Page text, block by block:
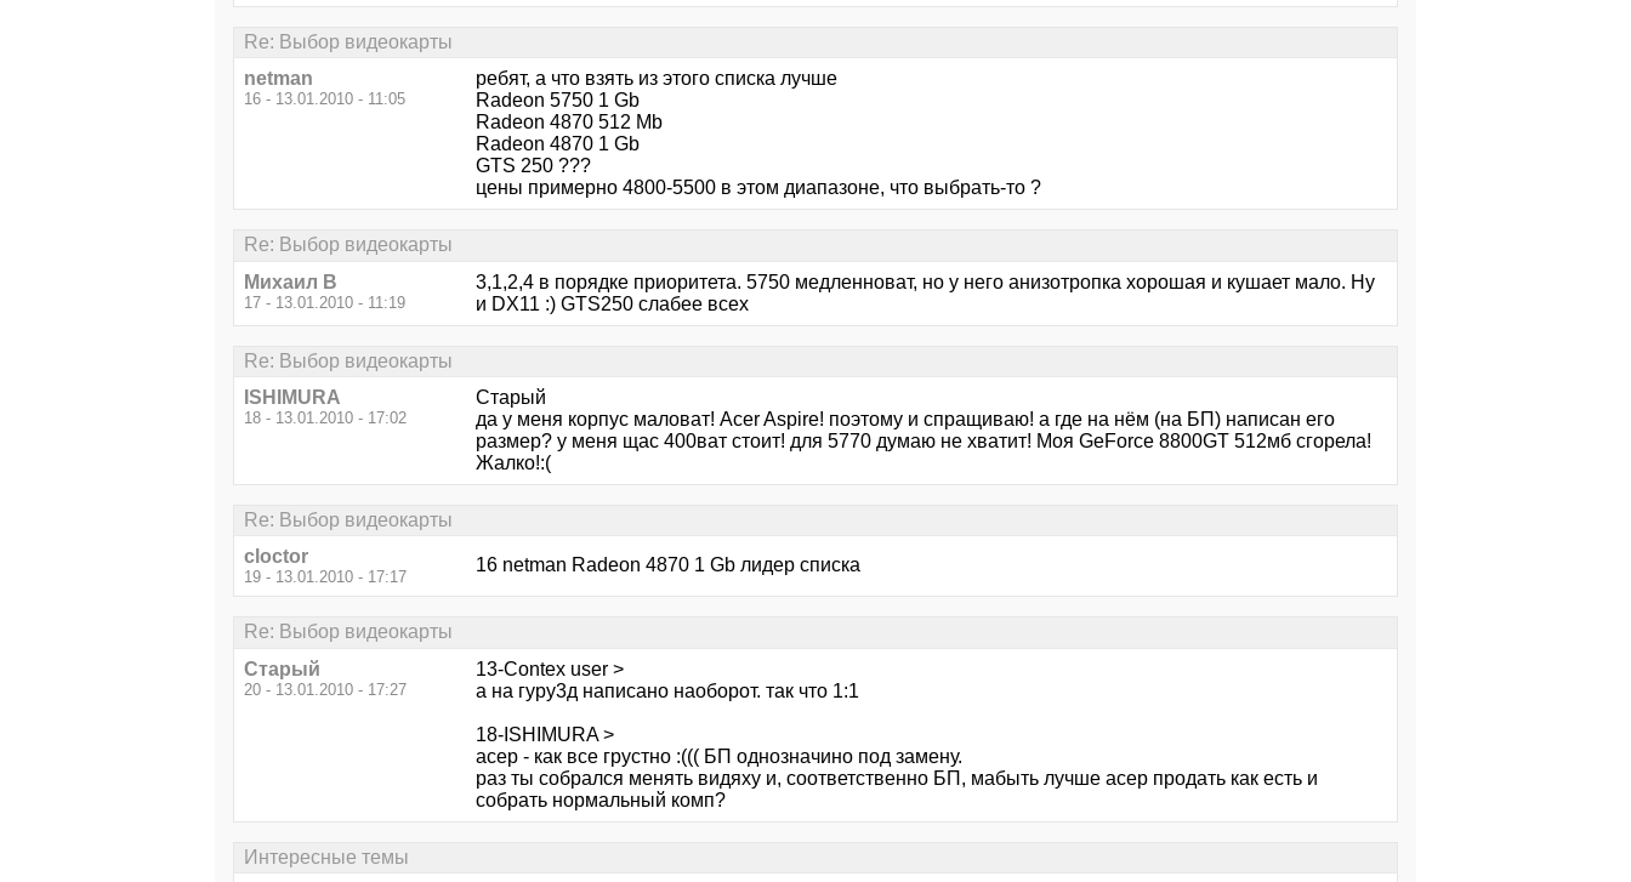
Re: Выбор видеокарты
netman
16 - 13.01.2010 - 11:05
ребят, а что взять из этого списка лучше
Radeon 5750 1 Gb
Radeon 4870 512 Mb
Radeon 4870 1 Gb
GTS 250 ???
цены примерно 4800-5500 в этом диапазоне, что выбрать-то ?
Re: Выбор видеокарты
Михаил В
17 - 13.01.2010 - 11:19
3,1,2,4 в порядке приоритета. 5750 медленноват, но у него анизотропка хорошая и кушает мало. Ну
и DX11 :) GTS250 слабее всех
Re: Выбор видеокарты
ISHIMURA
18 - 13.01.2010 - 17:02
Старый
да у меня корпус маловат! Acer Aspire! поэтому и спращиваю! а где на нём (на БП) написан его
размер? у меня щас 400ват стоит! для 5770 думаю не хватит! Моя GeForce 8800GT 512мб сгорела!
Жалко!:(
Re: Выбор видеокарты
cloctor
19 - 13.01.2010 - 17:17
16 netman Radeon 4870 1 Gb лидер списка
Re: Выбор видеокарты
Старый
20 - 13.01.2010 - 17:27
13-Contex user >
а на гуру3д написано наоборот. так что 1:1
18-ISHIMURA >
асер - как все грустно :((( БП однозначино под замену.
раз ты собрался менять видяху и, соответственно БП, мабыть лучше асер продать как есть и
собрать нормальный комп?
Интересные темы